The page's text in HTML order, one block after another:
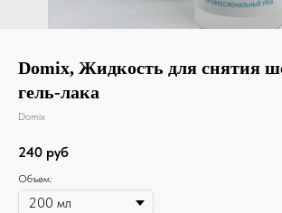
Domix, Жидкость для снятия
гель-лака
Domix
240 руб
Объем: